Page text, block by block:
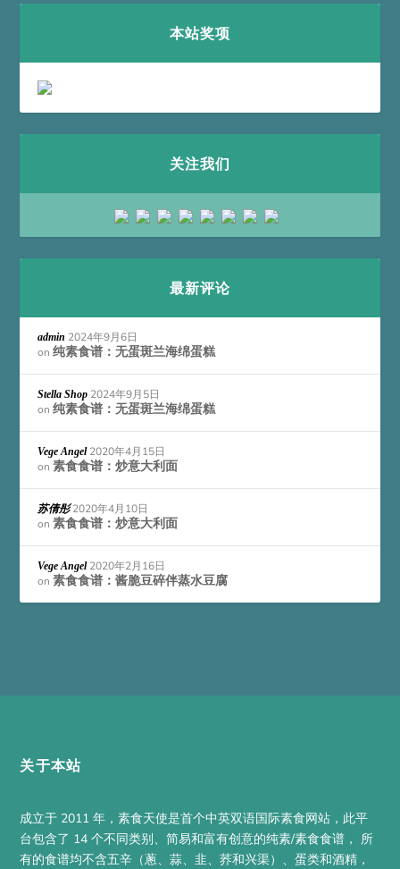
本站奖项
关注我们
最新评论
admin 2024年9月6日
on纯素食谱：无蛋斑兰海绵蛋糕
Stella Shop 2024年9月5日
on纯素食谱：无蛋斑兰海绵蛋糕
Vege Angel 2020年4月15日
on素食食谱：炒意大利面
苏倩彤 2020年4月10日
on素食食谱：炒意大利面
Vege Angel 2020年2月16日
on素食食谱：酱脆豆碎伴蒸水豆腐
关于本站
成立于 2011 年，素食天使是首个中英双语国际素食网站，此平
台包含了 14 个不同类别、简易和富有创意的纯素/素食食谱， 所
有的食谱均不含五辛（蔥、蒜、韭、荞和兴渠）、蛋类和酒精，